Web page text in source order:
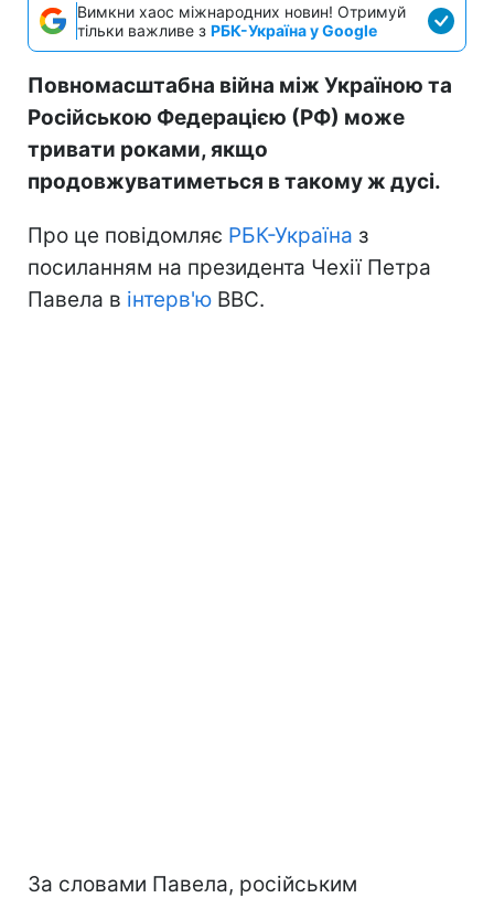
Вимкни хаос міжнародних новин! Отримуй
тільки важливе з РБК-Україна у Google
Повномасштабна війна між Україною та
Російською Федерацією (РФ) може
тривати роками, якщо
продовжуватиметься в такому ж дусі.
Про це повідомляє РБК-Україна з
посиланням на президента Чехії Петра
Павела в інтерв'ю BBC.
За словами Павела, російським